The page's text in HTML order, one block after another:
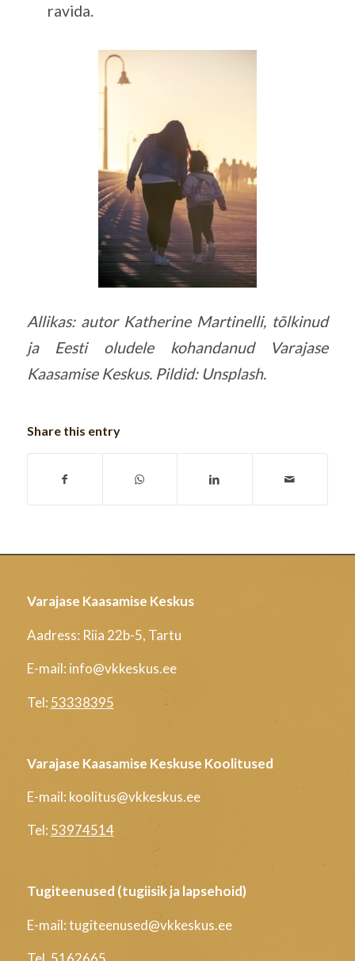
ravida.
Allikas: autor Katherine Martinelli, tõlkinud
ja Eesti oludele kohandanud Varajase
Kaasamise Keskus. Pildid: Unsplash.
Share this entry
Varajase Kaasamise Keskus
Aadress: Riia 22b-5, Tartu
E-mail: info@vkkeskus.ee
Tel: 53338395
Varajase Kaasamise Keskuse Koolitused
E-mail: koolitus@vkkeskus.ee
Tel: 53974514
Tugiteenused (tugiisik ja lapsehoid)
E-mail: tugiteenused@vkkeskus.ee